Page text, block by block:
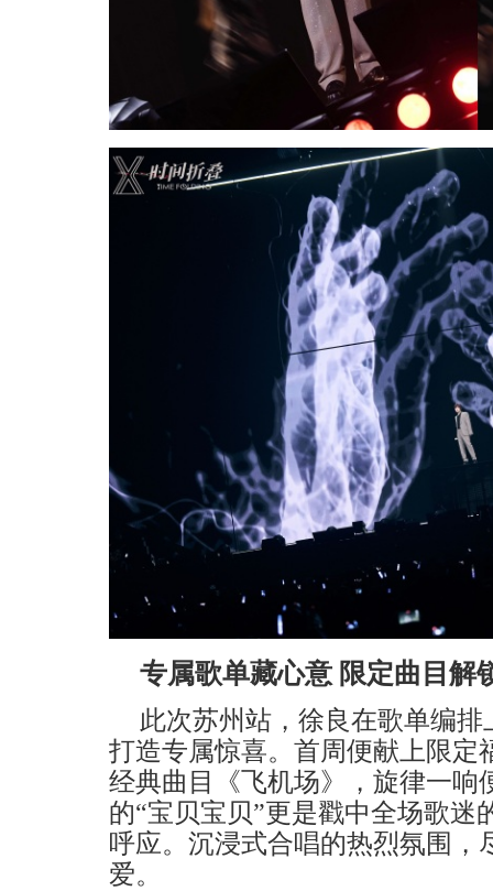
专属歌单藏心意 限定曲目解
此次苏州站，徐良在歌单编
打造专属惊喜。首周便献上限定
经典曲目《飞机场》，旋律一响
的“宝贝宝贝”更是戳中全场歌迷
呼应。 沉浸式合唱的热烈氛围，
爱。